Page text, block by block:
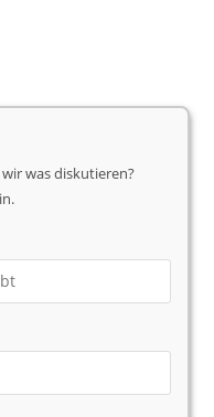
was diskutieren?